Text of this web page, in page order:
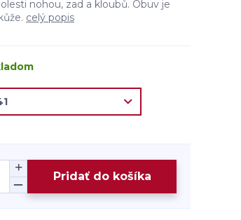
nohou, zad a kloubů. Obuv je
celý popis
Pridať do košíka